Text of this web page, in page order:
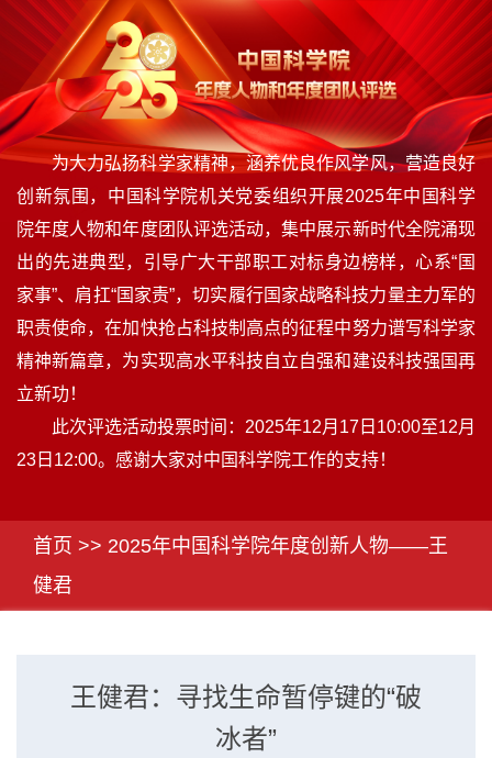
为大力弘扬科学家精神，涵养优良作风学风，营造良好
创新氛围，中国科学院机关党委组织开展2025年中国科学
院年度人物和年度团队评选活动，集中展示新时代全院涌现
出的先进典型，引导广大干部职工对标身边榜样，心系“国
家事”、肩扛“国家责”，切实履行国家战略科技力量主力军的
职责使命，在加快抢占科技制高点的征程中努力谱写科学家
精神新篇章，为实现高水平科技自立自强和建设科技强国再
立新功！
此次评选活动投票时间：2025年12月17日10:00至12月
23日12:00。感谢大家对中国科学院工作的支持！
首页 >> 2025年中国科学院年度创新人物——王
健君
王健君：寻找生命暂停键的“破
冰者”